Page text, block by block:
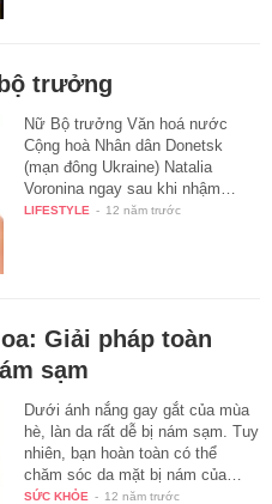
trưởng
Nữ Bộ trưởng Văn hoá nước
Cộng hoà Nhân dân Donetsk
(mạn đông Ukraine) Natalia
Voronina ngay sau khi nhậm…
LIFESTYLE - 12 năm trước
Giải pháp toàn
sạm
Dưới ánh nắng gay gắt của mùa
hè, làn da rất dễ bị nám sạm. Tuy
nhiên, bạn hoàn toàn có thể
chăm sóc da mặt bị nám của…
SỨC KHỎE - 12 năm trước